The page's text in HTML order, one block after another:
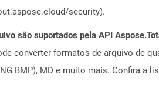
security).
são suportados pela API
converter formatos de arquivo de
BMP), MD e muito mais. Confira a